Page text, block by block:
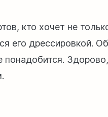
кто хочет не
его дрессировкой.